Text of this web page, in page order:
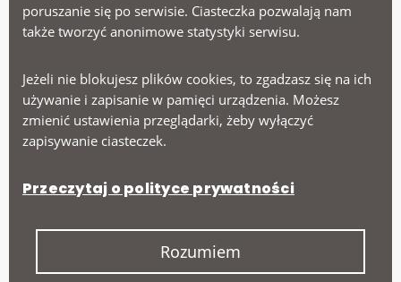
poruszanie się po serwisie. Ciasteczka pozwalają nam
także tworzyć anonimowe statystyki serwisu.
Jeżeli nie blokujesz plików cookies, to zgadzasz się na ich
używanie i zapisanie w pamięci urządzenia. Możesz
zmienić ustawienia przeglądarki, żeby wyłączyć
zapisywanie ciasteczek.
Przeczytaj o polityce prywatności
Rozumiem
Ministerstwo Zdrowia
Narodowy Instytut Onkologii